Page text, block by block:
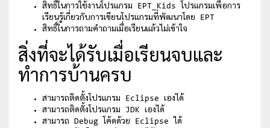
สิทธิ์ในการใช้งานโปรแกรม EPT_Kids โปรแกรมเพื่อการ
เรียนรู้เกี่ยวกับการเขียนโปรแกรมที่พัฒนาโดย EPT
สิทธิ์ในการถามคำถามเมื่อเรียนแล้วไม่เข้าใจ
สิ่งที่จะได้รับเมื่อเรียนจบและ
ทำการบ้านครบ
สามารถติดตั้งโปรแกรม Eclipse เองได้
สามารถติดตั้งโปรแกรม JDK เองได้
สามารถ Debug โค้ดด้วย Eclipse ได้